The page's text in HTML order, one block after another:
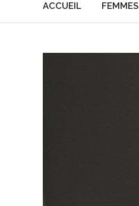
ACCUEIL FEMMES